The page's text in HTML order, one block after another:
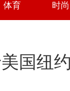
体育 时尚
国纽